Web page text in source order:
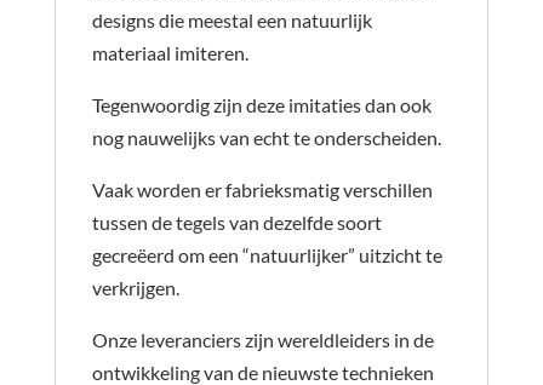
designs die meestal een natuurlijk
materiaal imiteren.
Tegenwoordig zijn deze imitaties dan ook
nog nauwelijks van echt te onderscheiden.
Vaak worden er fabrieksmatig verschillen
tussen de tegels van dezelfde soort
gecreëerd om een “natuurlijker” uitzicht te
verkrijgen.
Onze leveranciers zijn wereldleiders in de
ontwikkeling van de nieuwste technieken